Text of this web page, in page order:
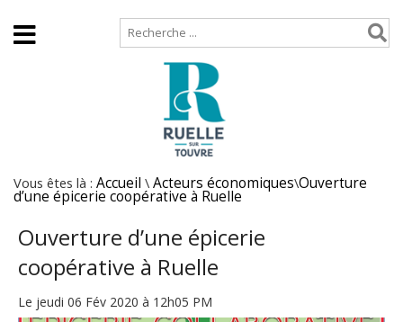
Vous êtes là : Accueil \ Acteurs économiques\Ouverture
d’une épicerie coopérative à Ruelle
Ouverture d’une épicerie
coopérative à Ruelle
Le jeudi 06 Fév 2020 à 12h05 PM